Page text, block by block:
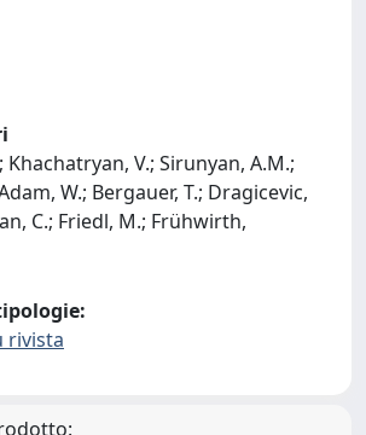
Khachatryan, V.; Sirunyan, A.M.;
W.; Bergauer, T.; Dragicevic,
C.; Friedl, M.; Frühwirth,
rivista